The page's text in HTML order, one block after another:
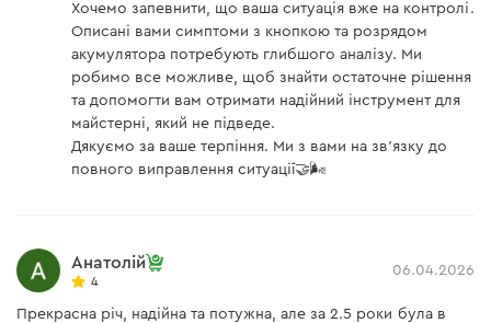
Хочемо запевнити, що ваша ситуація вже на контролі.
Описані вами симптоми з кнопкою та розрядом
акумулятора потребують глибшого аналізу. Ми
робимо все можливе, щоб знайти остаточне рішення
та допомогти вам отримати надійний інструмент для
майстерні, який не підведе.
Дякуємо за ваше терпіння. Ми з вами на зв'язку до
повного виправлення ситуації🤝🌬️
Анатолій
4
06.04.2026
Прекрасна річ, надійна та потужна, але за 2.5 роки була в